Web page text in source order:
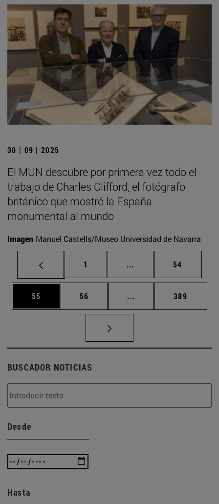
30 | 09 | 2025
El MUN descubre por primera vez todo el
trabajo de Charles Clifford, el fotógrafo
británico que mostró la España
monumental al mundo
Imagen Manuel Castells/Museo Universidad de Navarra
Página
1 ... Páginas intermedias
Página
54
Página
55 Página
56 ... Páginas intermedias
Página
389
BUSCADOR NOTICIAS
Desde
Hasta